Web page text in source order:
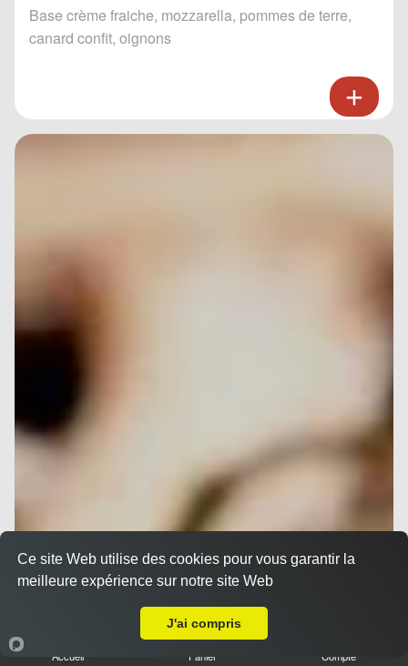
Base crème fraiche, mozzarella, pommes de terre,
canard confit, oignons
Accueil Panier Compte
Ce site Web utilise des cookies pour vous garantir la
meilleure expérience sur notre site Web
J'ai compris